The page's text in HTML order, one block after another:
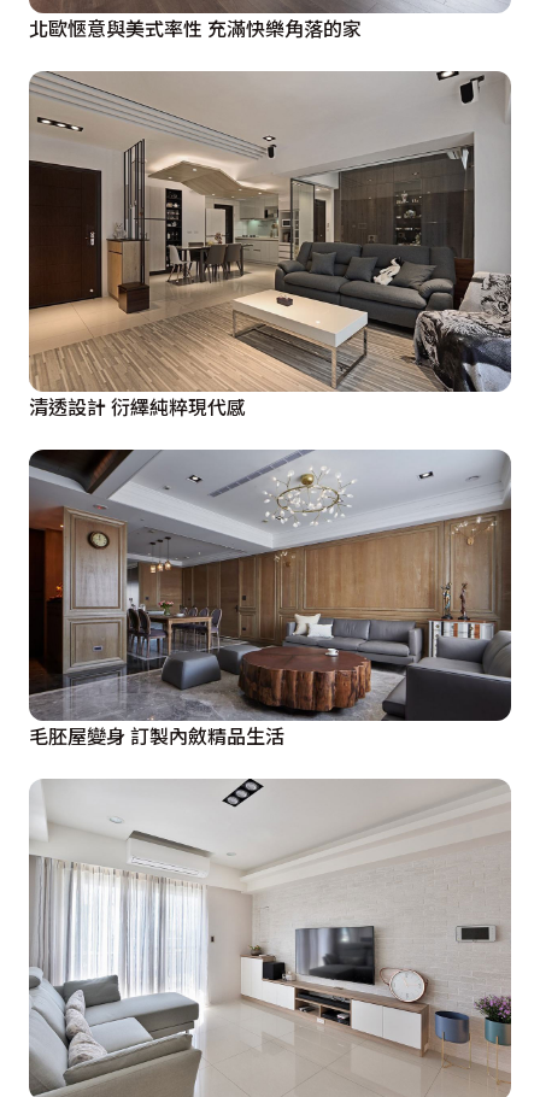
北歐愜意與美式率性 充滿快樂角落的家
清透設計 衍繹純粹現代感
毛胚屋變身 訂製內斂精品生活